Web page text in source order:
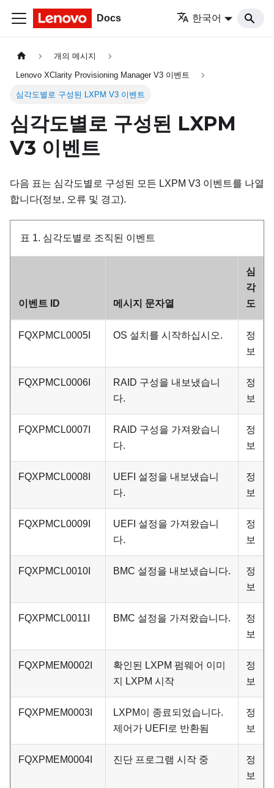
Docs 한국어
개의 메시지
Lenovo XClarity Provisioning Manager V3 이벤트
심각도별로 구성된 LXPM V3 이벤트
심각도별로 구성된 LXPM
V3 이벤트
다음 표는 심각도별로 구성된 모든 LXPM V3 이벤트를 나열
합니다(정보, 오류 및 경고).
표 1. 심각도별로 조직된 이벤트
이벤트 ID 메시지 문자열
심
각
도
FQXPMCL0005I OS 설치를 시작하십시오.
정
보
FQXPMCL0006I
RAID 구성을 내보냈습니
다.
정
보
FQXPMCL0007I
RAID 구성을 가져왔습니
다.
정
보
FQXPMCL0008I
UEFI 설정을 내보냈습니
다.
정
보
FQXPMCL0009I
UEFI 설정을 가져왔습니
다.
정
보
FQXPMCL0010I BMC 설정을 내보냈습니다.
정
보
FQXPMCL0011I BMC 설정을 가져왔습니다.
정
보
FQXPMEM0002I
확인된 LXPM 펌웨어 이미
지 LXPM 시작
정
보
FQXPMEM0003I
LXPM이 종료되었습니다.
제어가 UEFI로 반환됨
정
보
FQXPMEM0004I 진단 프로그램 시작 중
정
보